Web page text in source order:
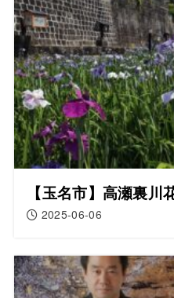
【玉名市】高瀬裏
2025-06-06